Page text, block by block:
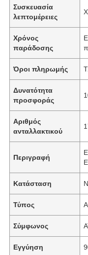
Συσκευασία
λεπτομέρειες
Χρόνος
παράδοσης
Όροι πληρωμής
Δυνατότητα
προσφοράς
Αριθμός
ανταλλακτικού
Περιγραφή
Κατάσταση
Τύπος
Σύμφωνος
Εγγύηση